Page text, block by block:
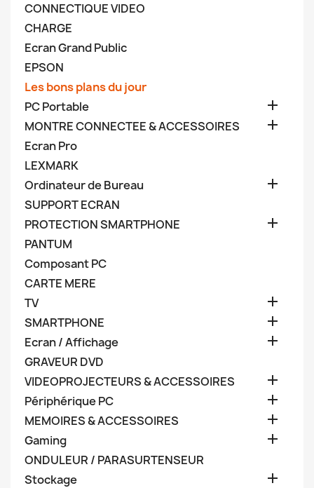
CONNECTIQUE VIDEO
CHARGE
Ecran Grand Public
EPSON
Les bons plans du jour
PC Portable

MONTRE CONNECTEE & ACCESSOIRES 
Ecran Pro
LEXMARK
Ordinateur de Bureau

SUPPORT ECRAN
PROTECTION SMARTPHONE

PANTUM
Composant PC
CARTE MERE
TV

SMARTPHONE 
Ecran / Affichage 
GRAVEUR DVD
VIDEOPROJECTEURS & ACCESSOIRES

Périphérique PC 
MEMOIRES & ACCESSOIRES 
Gaming 
ONDULEUR / PARASURTENSEUR
Stockage
